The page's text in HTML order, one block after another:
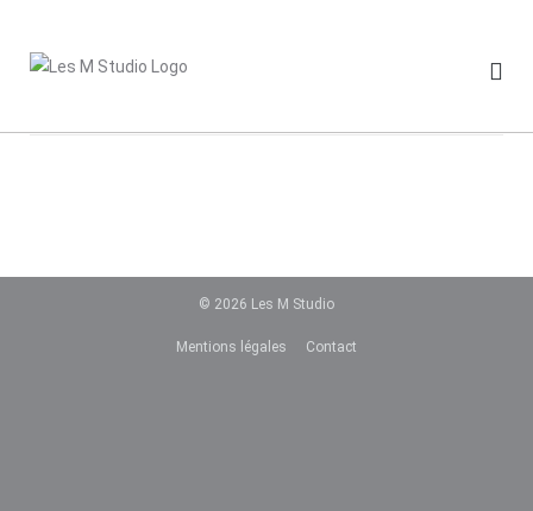
content
© 2026 Les M Studio
Mentions légales Contact